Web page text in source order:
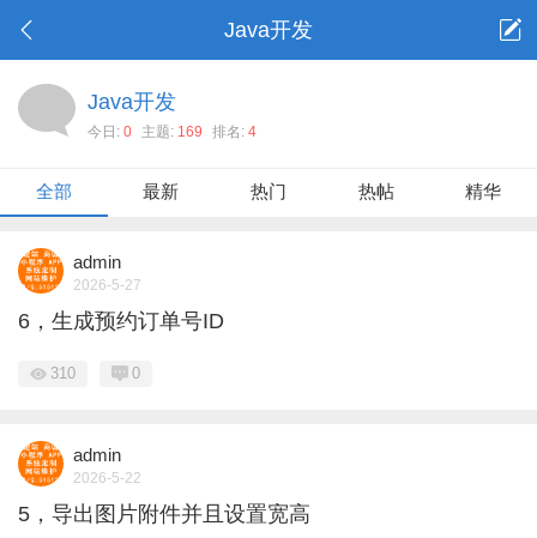
Java开发
Java开发
今日: 0 主题: 169 排名: 4
全部 最新 热门 热帖 精华
admin
2026-5-27
6，生成预约订单号ID
310 0
admin
2026-5-22
5，导出图片附件并且设置宽高